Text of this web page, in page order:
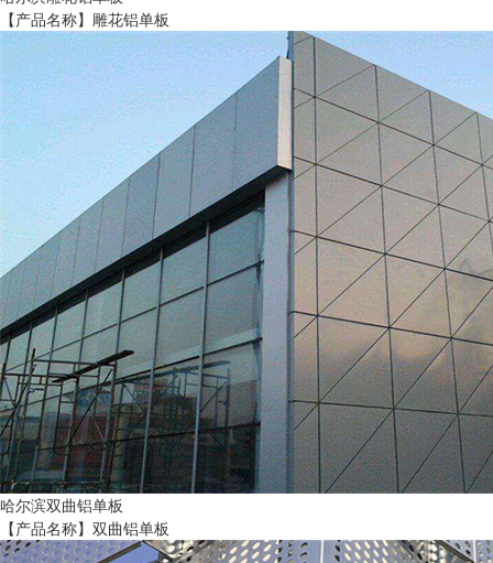
【产品名称】雕花铝单板
哈尔滨双曲铝单板
【产品名称】双曲铝单板